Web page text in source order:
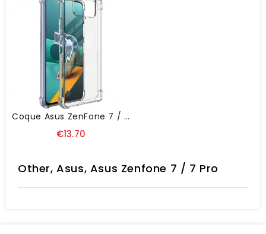
Coque Asus ZenFone 7 / 7 Pro Imak Airbags
€13.70
Other, Asus, Asus Zenfone 7 / 7 Pro